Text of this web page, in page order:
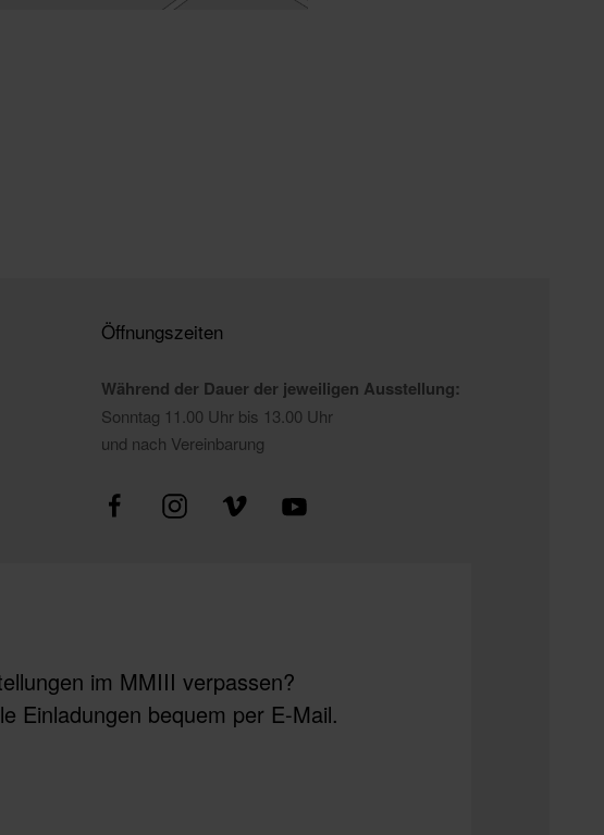
Öffnungszeiten
Während der Dauer der jeweiligen Ausstellung:
Sonntag 11.00 Uhr bis 13.00 Uhr
und nach Vereinbarung
im MMIII verpassen?
Einladungen bequem per E-Mail.